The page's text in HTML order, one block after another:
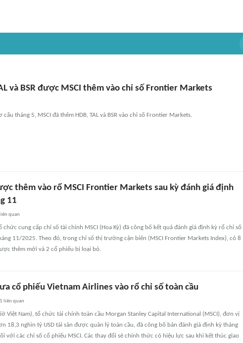
và BSR được MSCI thêm vào chỉ số Frontier Markets
cấu tháng 5, MSCI đã thêm HDB, TAL và BSR vào chỉ số Frontier Markets.
thêm vào rổ MSCI Frontier Markets sau kỳ đánh giá định
11
liên quan
chức cung cấp chỉ số tài chính MSCI (Hoa Kỳ) đã công bố kết quả đánh giá định kỳ rổ chỉ số
11/2025. Theo đó, trong chỉ số thị trường cận biên (MSCI Frontier Markets Index), có 8
thêm mới và 2 cổ phiếu bị loại bỏ.
cổ phiếu Vietnam Airlines vào rổ chỉ số toàn cầu
1 liên quan
Việt Nam), tổ chức tài chính toàn cầu Morgan Stanley Capital International (MSCI), đơn vị
18,3 nghìn tỷ USD tài sản được quản lý toàn cầu, đã công bố bản đánh giá định kỳ tháng
với các chỉ số cổ phiếu MSCI. Các thay đổi sẽ chính thức có hiệu lực sau khi kết thúc giao